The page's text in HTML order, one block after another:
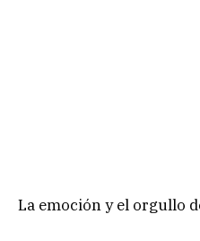
La emoción y el orgullo